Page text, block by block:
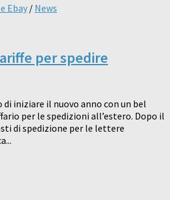
Ebay / News
per spedire
iniziare il nuovo anno con un bel
per le spedizioni all’estero. Dopo il
di spedizione per le lettere